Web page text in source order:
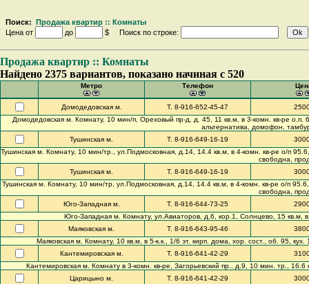
Поиск: Продажа квартир :: Комнаты
Цена от
до $ Поиск по строке:
Продажа квартир :: Комнаты
Найдено 2375 вариантов, показано начиная с 520
Метро Телефон
Домодедовская м. Т. 8-916-652-45-47
Домодедовская м. Комнату, 10 мин/п, Ореховый пр-д, д. 45, 11 кв.м, в 3-комн. кв-ре
альтернатива, домофон,
Тушинская м.
Т. 8-916-649-16-19
Тушинская м. Комнату, 10 мин/тр., ул.Подмосковная, д.14, 14.4 кв.м, в 4-комн. кв-ре о/п
свободна,
Тушинская м.
Т. 8-916-649-16-19
Тушинская м. Комнату, 10 мин/тр, ул.Подмосковная, д.14, 14.4 кв.м, в 4-комн. кв-ре о/п
свободна,
Юго-Западная м.
Т. 8-916-644-73-25
Юго-Западная м. Комнату, ул.Авиаторов, д.6, кор.1, Солнцево, 15 кв.м,
Маяковская м.
Т. 8-916-643-95-46
Маяковская м. Комнату, 10 кв.м, в 5-к.к., 1/6 эт. кирп. дома, хор. сост., об. 95,
Кантемировская м.
Т. 8-916-641-42-29
Кантемировская м. Комнату в 3-комн. кв-ре, Загорьевский пр., д.9, 10 мин. тр.,
Царицыно м.
Т. 8-916-641-42-29